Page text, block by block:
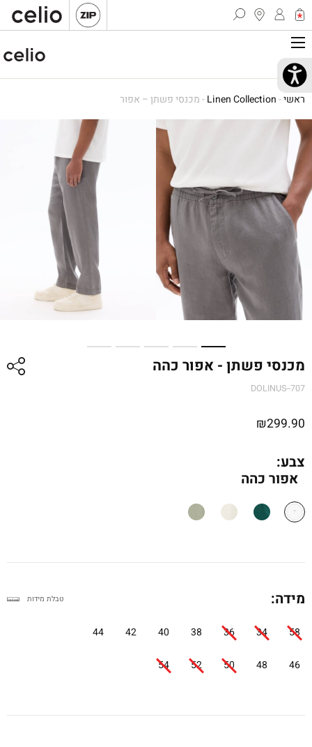
ראשי-
Linen Collection
-מכנסי פשתן – אפור
מכנסי פשתן - אפור כהה
DOLINUS--707
₪299.90
צבע:
אפור כהה
מידה:
58
34
36
38
40
42
44
46
48
50
52
54
טבלת מידות